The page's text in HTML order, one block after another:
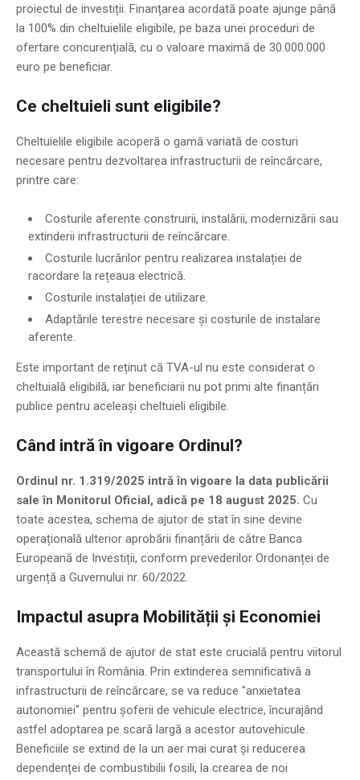
proiectul de investiții. Finanțarea acordată poate ajunge până
la 100% din cheltuielile eligibile, pe baza unei proceduri de
ofertare concurențială, cu o valoare maximă de 30.000.000
euro pe beneficiar.
Ce cheltuieli sunt eligibile?
Cheltuielile eligibile acoperă o gamă variată de costuri
necesare pentru dezvoltarea infrastructurii de reîncărcare,
printre care:
Costurile aferente construirii, instalării, modernizării sau
extinderii infrastructurii de reîncărcare.
Costurile lucrărilor pentru realizarea instalației de
racordare la rețeaua electrică.
Costurile instalației de utilizare.
Adaptările terestre necesare și costurile de instalare
aferente.
Este important de reținut că TVA-ul nu este considerat o
cheltuială eligibilă, iar beneficiarii nu pot primi alte finanțări
publice pentru aceleași cheltuieli eligibile.
Când intră în vigoare Ordinul?
Ordinul nr. 1.319/2025 intră în vigoare la data publicării
sale în Monitorul Oficial, adică pe 18 august 2025. Cu
toate acestea, schema de ajutor de stat în sine devine
operațională ulterior aprobării finanțării de către Banca
Europeană de Investiții, conform prevederilor Ordonanței de
urgență a Guvernului nr. 60/2022.
Impactul asupra Mobilității și Economiei
Această schemă de ajutor de stat este crucială pentru viitorul
transportului în România. Prin extinderea semnificativă a
infrastructurii de reîncărcare, se va reduce "anxietatea
autonomiei" pentru șoferii de vehicule electrice, încurajând
astfel adoptarea pe scară largă a acestor autovehicule.
Beneficiile se extind de la un aer mai curat și reducerea
dependenței de combustibilii fosili, la crearea de noi